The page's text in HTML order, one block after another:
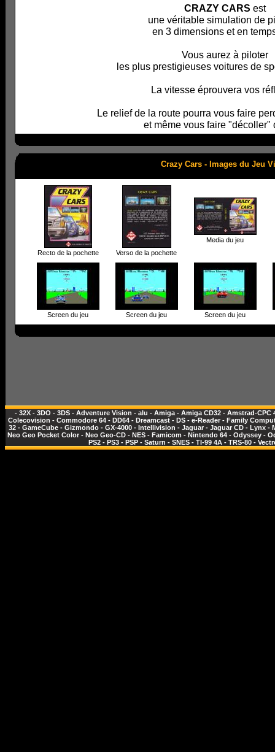
CRAZY CARS est
une véritable simulation de
en 3 dimensions et en
Vous aurez à piloter
les plus prestigieuses voitures de
La vitesse éprouvera vos
Le relief de la route pourra vous faire
et même vous faire "décoller"
Crazy Cars - Images du Jeu
Recto de la pochette Verso de la pochette
Media du jeu
Screen du jeu Screen du jeu Screen du jeu
- 32X - 3DO - 3DS - Adventure Vision - alu - Amiga - Amiga CD32 - Amstrad-CPC
Colecovision - Commodore 64- DD64- Dreamcast- DS- e-Reader- Family
32 - GameCube - Gizmondo - GX-4000 - Intellivision - Jaguar - Jaguar CD - Lynx -
Neo Geo Pocket Color - Neo Geo-CD - NES - Famicom - Nintendo 64 - Odyssey -
PS2 - PS3 - PSP - Saturn - SNES - TI-99 4A - TRS-80 -